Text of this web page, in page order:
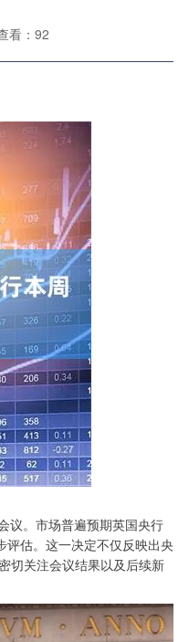
看：92
。市场普遍预期英国央行
估。这一决定不仅反映出央
切关注会议结果以及后续新
43.13